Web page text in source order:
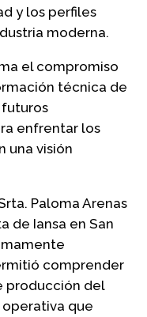
y los perfiles
moderna.
el compromiso
técnica de
enfrentar los
una visión
Paloma Arenas
de Iansa en San
comprender
producción del
que